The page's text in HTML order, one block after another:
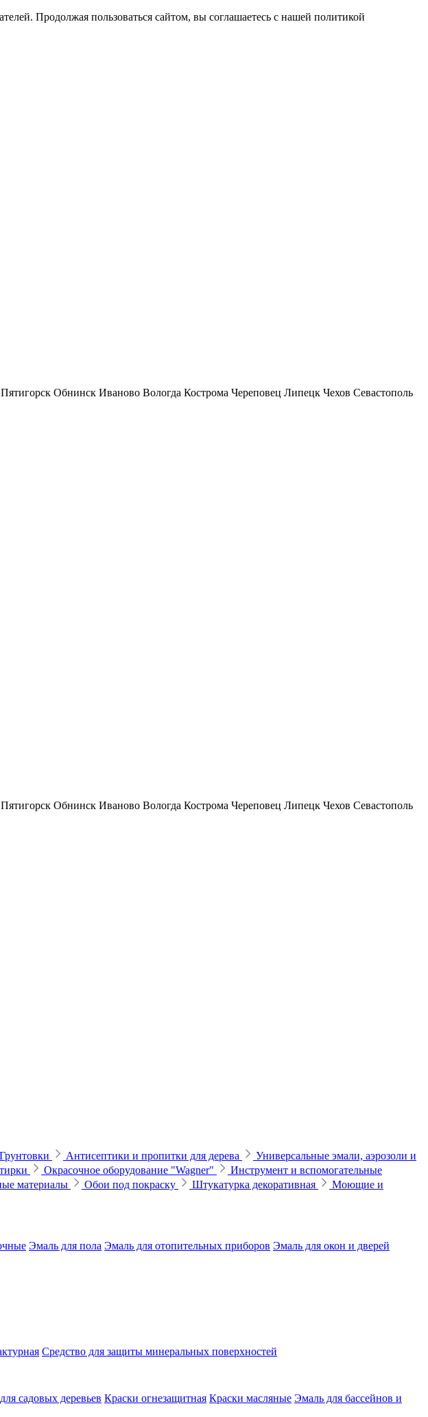
Продолжая пользоваться сайтом, вы соглашаетесь с нашей политикой
Пятигорск Обнинск Иваново Вологда Кострома Череповец Липецк Чехов Севастополь
Пятигорск Обнинск Иваново Вологда Кострома Череповец Липецк Чехов Севастополь
Грунтовки Антисептики и пропитки для дерева
Универсальные эмали, аэрозоли и
Окрасочное оборудование "Wagner"
Инструмент и вспомогательные
материалы Обои под покраску Штукатурка декоративная
Моющие и
Эмаль для пола Эмаль для отопительных приборов Эмаль для окон и дверей
Средство для защиты минеральных поверхностей
садовых деревьев Краски огнезащитная Краски масляные Эмаль для бассейнов и